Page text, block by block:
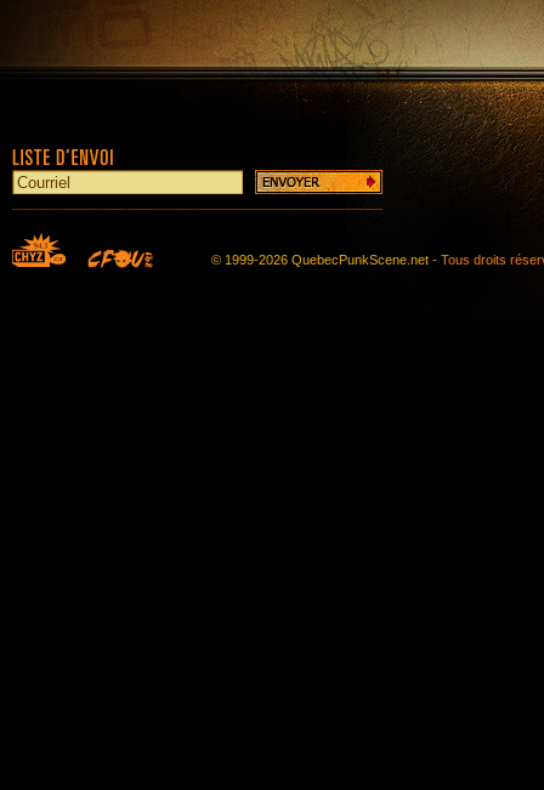
© 1999-2026 QuebecPunkScene.net - Tous droits